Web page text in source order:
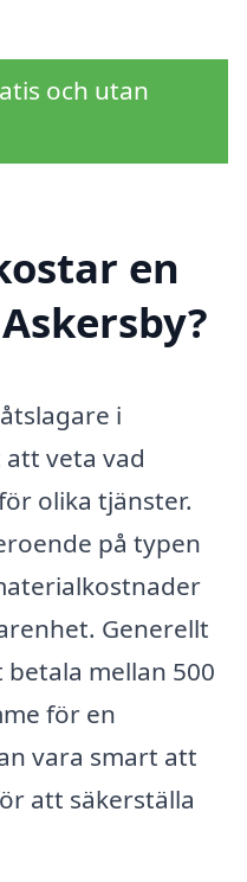
och utan
en
i
veta vad
olika tjänster.
på typen
Generellt
mellan 500
för en
vara smart att
att säkerställa